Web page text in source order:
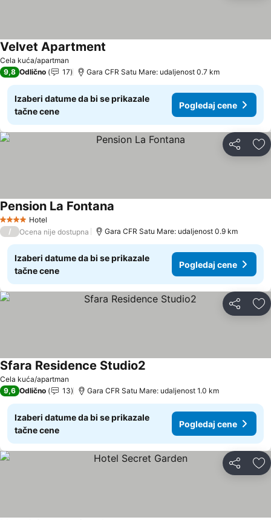
Cela kuća/apartman
Velvet Apartment
9,8 Odlično 17 Gara CFR Satu Mare: udaljenost 0.7 km
Izaberi datume da bi se prikazale
tačne cene
Pogledaj cene
Deli
4 ZvezdiceHotel
Pension La Fontana
/ Ocena nije dostupna Gara CFR Satu Mare: udaljenost 0.9 km
Izaberi datume da bi se prikazale
tačne cene
Pogledaj cene
Deli
Cela kuća/apartman
Sfara Residence Studio2
9,6 Odlično 13 Gara CFR Satu Mare: udaljenost 1.0 km
Izaberi datume da bi se prikazale
tačne cene
Pogledaj cene
Deli